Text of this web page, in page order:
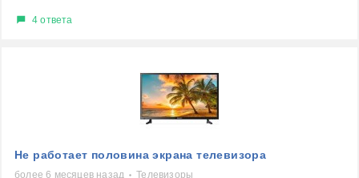
4 ответа
Не работает половина экрана телевизора
более 6 месяцев назад Телевизоры